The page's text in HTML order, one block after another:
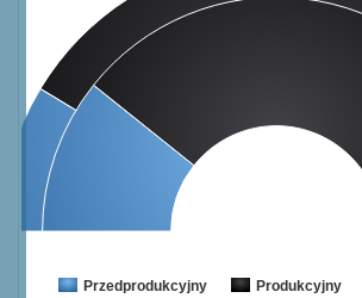
Przedprodukcyjny Produkcyjny